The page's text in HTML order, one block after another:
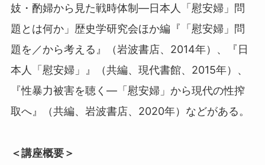
妓・酌婦から見た戦時体制―日本人「慰安婦」問
題とは何か」歴史学研究会ほか編『「慰安婦」問
題を／から考える』（岩波書店、2014年）、『日
本人「慰安婦」』（共編、現代書館、2015年）、
『性暴力被害を聴く―「慰安婦」から現代の性搾
取へ』（共編、岩波書店、2020年）などがある。
＜講座概要＞